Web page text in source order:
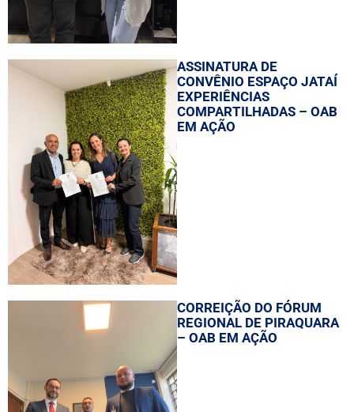
ASSINATURA DE
CONVÊNIO ESPAÇO JATAÍ
EXPERIÊNCIAS
COMPARTILHADAS – OAB
EM AÇÃO
CORREIÇÃO DO FÓRUM
REGIONAL DE PIRAQUARA
– OAB EM AÇÃO